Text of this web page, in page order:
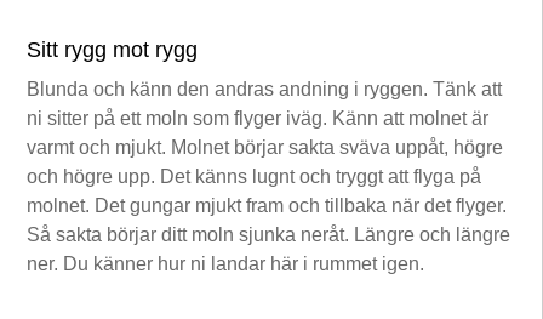
Sitt rygg mot rygg
Blunda och känn den andras andning i ryggen. Tänk att
ni sitter på ett moln som flyger iväg. Känn att molnet är
varmt och mjukt. Molnet börjar sakta sväva uppåt, högre
och högre upp. Det känns lugnt och tryggt att flyga på
molnet. Det gungar mjukt fram och tillbaka när det flyger.
Så sakta börjar ditt moln sjunka neråt. Längre och längre
ner. Du känner hur ni landar här i rummet igen.